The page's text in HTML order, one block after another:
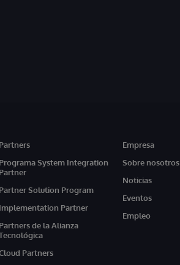
Partners
Programa System Integration
Partner
Partner Solution Program
Implementation Partner
Partners de la Alianza
Partners
Empresa
Sobre nosotros
Noticias
Eventos
Empleo